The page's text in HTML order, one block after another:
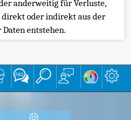
anderweitig für Verluste,
direkt oder indirekt aus der
entstehen.